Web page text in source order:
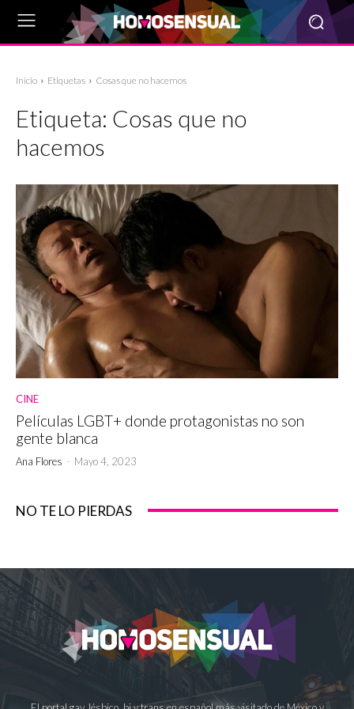
Inicio Etiquetas Cosas que no hacemos
Etiqueta: Cosas que no
hacemos
CINE
Películas LGBT+ donde protagonistas no son
gente blanca
Ana Flores - Mayo 4, 2023
NO TE LO PIERDAS